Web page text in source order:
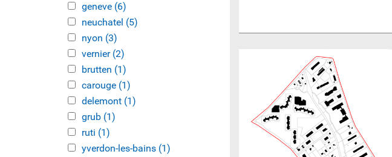
Apply geneve filter
geneve (6)
Apply neuchatel filter
neuchatel (5)
Apply nyon filter
nyon (3)
Apply vernier filter
vernier (2)
Apply brutten filter
brutten (1)
Apply carouge filter
carouge (1)
Apply delemont filter
delemont (1)
Apply grub filter
grub (1)
Apply ruti filter
ruti (1)
Apply yverdon-les-bains filter
yverdon-les-bains (1)